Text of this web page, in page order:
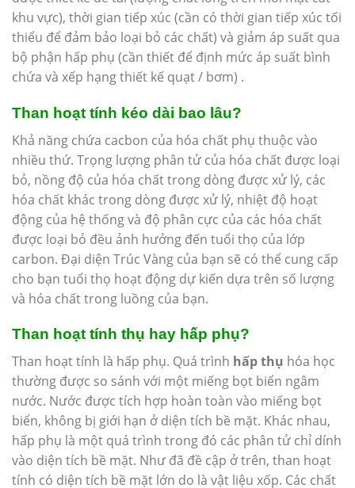
khu vực), thời gian tiếp xúc (cần có thời gian tiếp xúc tối
thiểu để đảm bảo loại bỏ các chất) và giảm áp suất qua
bộ phận hấp phụ (cần thiết để định mức áp suất bình
chứa và xếp hạng thiết kế quạt / bơm) .
Than hoạt tính kéo dài bao lâu?
Khả năng chứa cacbon của hóa chất phụ thuộc vào
nhiều thứ. Trọng lượng phân tử của hóa chất được loại
bỏ, nồng độ của hóa chất trong dòng được xử lý, các
hóa chất khác trong dòng được xử lý, nhiệt độ hoạt
động của hệ thống và độ phân cực của các hóa chất
được loại bỏ đều ảnh hưởng đến tuổi thọ của lớp
carbon. Đại diện Trúc Vàng của bạn sẽ có thể cung cấp
cho bạn tuổi thọ hoạt động dự kiến ​​dựa trên số lượng
và hóa chất trong luồng của bạn.
Than hoạt tính thụ hay hấp phụ?
Than hoạt tính là hấp phụ. Quá trình hấp thụ hóa học
thường được so sánh với một miếng bọt biển ngâm
nước. Nước được tích hợp hoàn toàn vào miếng bọt
biển, không bị giới hạn ở diện tích bề mặt. Khác nhau,
hấp phụ là một quá trình trong đó các phân tử chỉ dính
vào diện tích bề mặt. Như đã đề cập ở trên, than hoạt
tính có diện tích bề mặt lớn do là vật liệu xốp. Các chất